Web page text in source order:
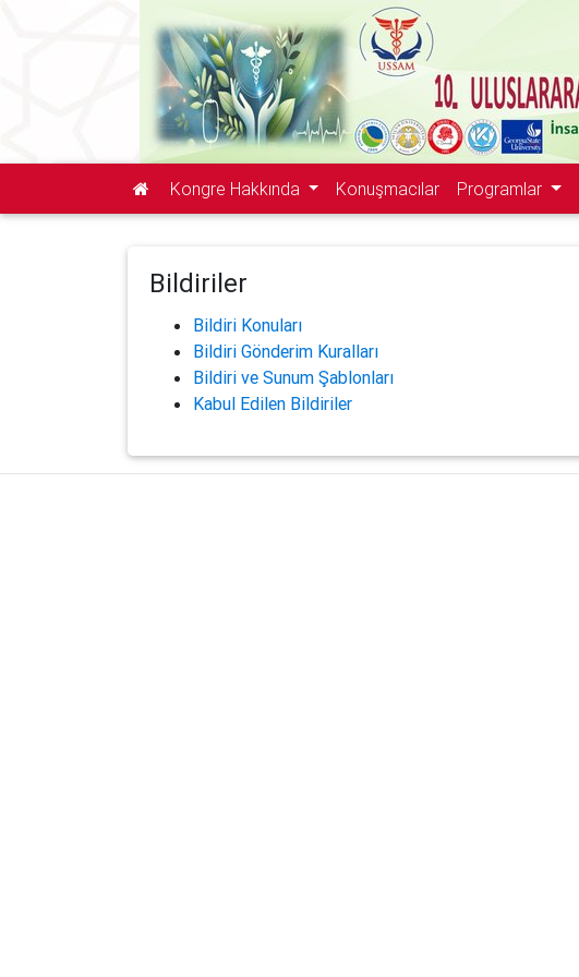
Kongre Hakkında Konuşmacılar Programlar
Bildiriler
Bildiri Konuları
Bildiri Gönderim Kuralları
Bildiri ve Sunum Şablonları
Kabul Edilen Bildiriler